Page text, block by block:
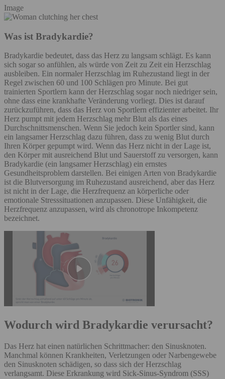
Image
Was ist Bradykardie?
Bradykardie bedeutet, dass das Herz zu langsam schlägt. Es kann
sich sogar so anfühlen, als würde von Zeit zu Zeit ein Herzschlag
ausbleiben. Ein normaler Herzschlag im Ruhezustand liegt in der
Regel zwischen 60 und 100 Schlägen pro Minute. Bei gut
trainierten Sportlern kann der Herzschlag sogar noch niedriger sein,
ohne dass eine krankhafte Veränderung vorliegt. Dies ist darauf
zurückzuführen, dass das Herz von Sportlern effizienter arbeitet. Ihr
Herz pumpt mit jedem Herzschlag mehr Blut als das eines
Durchschnittsmenschen. Wenn Sie jedoch kein Sportler sind, kann
ein langsamer Herzschlag dazu führen, dass zu wenig Blut durch
Ihren Körper gepumpt wird. Wenn das Herz nicht in der Lage ist,
den Körper mit ausreichend Blut und Sauerstoff zu versorgen, kann
Bradykardie (ein langsamer Herzschlag) ein ernstes
Gesundheitsproblem darstellen. Bei einigen Arten von Bradykardie
ist die Blutversorgung im Ruhezustand ausreichend, aber das Herz
ist nicht in der Lage, die Herzfrequenz an körperliche oder
emotionale Stresssituationen anzupassen. Diese Unfähigkeit, die
Herzfrequenz anzupassen, wird als chronotrope Inkompetenz
bezeichnet.
Wodurch wird Bradykardie verursacht?
Das Herz hat einen natürlichen Schrittmacher: den Sinusknoten.
Manchmal können Krankheiten, Verletzungen oder Narbengewebe
den Sinusknoten schädigen, so dass sich der Herzschlag
verlangsamt. Diese Erkrankung wird Sick-Sinus-Syndrom (SSS)